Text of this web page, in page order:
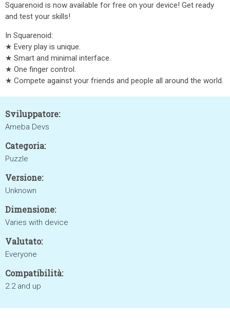
Squarenoid is now available for free on your device! Get ready
and test your skills!
In Squarenoid:
★ Every play is unique.
★ Smart and minimal interface.
★ One finger control.
★ Compete against your friends and people all around the world.
Sviluppatore:
Ameba Devs
Categoria:
Puzzle
Versione:
Unknown
Dimensione:
Varies with device
Valutato:
Everyone
Compatibilità:
2.2 and up